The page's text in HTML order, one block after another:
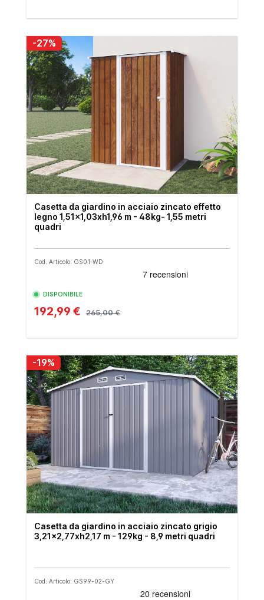
-27%
Casetta da giardino in acciaio zincato effetto
legno 1,51x1,03xh1,96 m - 48kg- 1,55 metri
quadri
Cod. Articolo: GS01-WD
DISPONIBILE
192,99 € 265,00 €
-19%
Casetta da giardino in acciaio zincato grigio
3,21x2,77xh2,17 m - 129kg - 8,9 metri quadri
Cod. Articolo: GS99-02-GY